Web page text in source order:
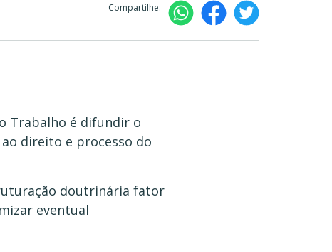
Compartilhe:
Trabalho é difundir o
direito e processo do
doutrinária fator
eventual